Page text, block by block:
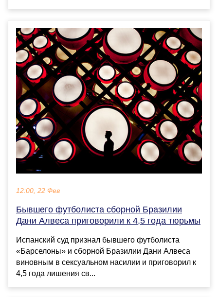
12:00, 22 Фев
Бывшего футболиста сборной Бразилии
Дани Алвеса приговорили к 4,5 года тюрьмы
Испанский суд признал бывшего футболиста
«Барселоны» и сборной Бразилии Дани Алвеса
виновным в сексуальном насилии и приговорил к
4,5 года лишения св...